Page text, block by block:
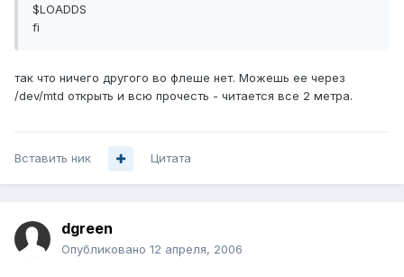
$LOADDS
fi
так что ничего другого во флеше нет. Можешь ее через
/dev/mtd открыть и всю прочесть - читается все 2 метра.
Вставить ник Цитата
dgreen
Опубликовано 12 апреля, 2006